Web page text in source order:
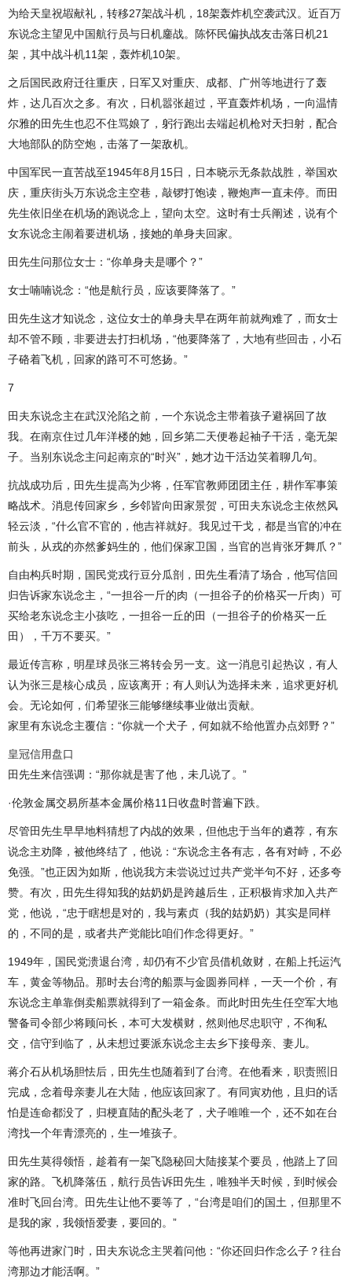
为给天皇祝嘏献礼，转移27架战斗机，18架轰炸机空袭武汉。近百万
东说念主望见中国航行员与日机鏖战。陈怀民偏执战友击落日机21
架，其中战斗机11架，轰炸机10架。
之后国民政府迁往重庆，日军又对重庆、成都、广州等地进行了轰
炸，达几百次之多。有次，日机嚣张超过，平直轰炸机场，一向温情
尔雅的田先生也忍不住骂娘了，躬行跑出去端起机枪对天扫射，配合
大地部队的防空炮，击落了一架敌机。
中国军民一直苦战至1945年8月15日，日本晓示无条款战胜，举国欢
庆，重庆街头万东说念主空巷，敲锣打饱读，鞭炮声一直未停。而田
先生依旧坐在机场的跑说念上，望向太空。这时有士兵阐述，说有个
女东说念主闹着要进机场，接她的单身夫回家。
田先生问那位女士：“你单身夫是哪个？”
女士喃喃说念：“他是航行员，应该要降落了。”
田先生这才知说念，这位女士的单身夫早在两年前就殉难了，而女士
却不管不顾，非要进去打扫机场，“他要降落了，大地有些回击，小石
子硌着飞机，回家的路可不可悠扬。”
7
田夫东说念主在武汉沦陷之前，一个东说念主带着孩子避祸回了故
我。在南京住过几年洋楼的她，回乡第二天便卷起袖子干活，毫无架
子。当别东说念主问起南京的“时兴”，她才边干活边笑着聊几句。
抗战成功后，田先生提高为少将，任军官教师团团主任，耕作军事策
略战术。消息传回家乡，乡邻皆向田家景贺，可田夫东说念主依然风
轻云淡，“什么官不官的，他吉祥就好。我见过干戈，都是当官的冲在
前头，从戎的亦然爹妈生的，他们保家卫国，当官的岂肯张牙舞爪？”
自由构兵时期，国民党戎行豆分瓜剖，田先生看清了场合，他写信回
归告诉家东说念主，“一担谷一斤的肉（一担谷子的价格买一斤肉）可
买给老东说念主小孩吃，一担谷一丘的田（一担谷子的价格买一丘
田），千万不要买。”
最近传言称，明星球员张三将转会另一支。这一消息引起热议，有人
认为张三是核心成员，应该离开；有人则认为选择未来，追求更好机
会。无论如何，们希望张三能够继续事业做出贡献。
家里有东说念主覆信：“你就一个犬子，何如就不给他置办点郊野？”
皇冠信用盘口
田先生来信强调：“那你就是害了他，未几说了。”
·伦敦金属交易所基本金属价格11日收盘时普遍下跌。
尽管田先生早早地料猜想了内战的效果，但他忠于当年的遴荐，有东
说念主劝降，被他终结了，他说：“东说念主各有志，各有对峙，不必
免强。”也正因为如斯，他说我方未尝说过过共产党半句不好，还多夸
赞。有次，田先生得知我的姑奶奶是跨越后生，正积极肯求加入共产
党，他说，“忠于瞎想是对的，我与素贞（我的姑奶奶）其实是同样
的，不同的是，或者共产党能比咱们作念得更好。”
1949年，国民党溃退台湾，却仍有不少官员借机敛财，在船上托运汽
车，黄金等物品。那时去台湾的船票与金圆券同样，一天一个价，有
东说念主单靠倒卖船票就得到了一箱金条。而此时田先生任空军大地
警备司令部少将顾问长，本可大发横财，然则他尽忠职守，不徇私
交，信守到临了，从未想过要派东说念主去乡下接母亲、妻儿。
蒋介石从机场胆怯后，田先生也随着到了台湾。在他看来，职责照旧
完成，念着母亲妻儿在大陆，他应该回家了。有同寅劝他，且归的话
怕是连命都没了，归梗直陆的配头老了，犬子唯唯一个，还不如在台
湾找一个年青漂亮的，生一堆孩子。
田先生莫得领悟，趁着有一架飞隐秘回大陆接某个要员，他踏上了回
家的路。飞机降落伍，航行员告诉田先生，唯独半天时候，到时候会
准时飞回台湾。田先生让他不要等了，“台湾是咱们的国土，但那里不
是我的家，我领悟爱妻，要回的。”
等他再进家门时，田夫东说念主哭着问他：“你还回归作念么子？往台
湾那边才能活啊。”